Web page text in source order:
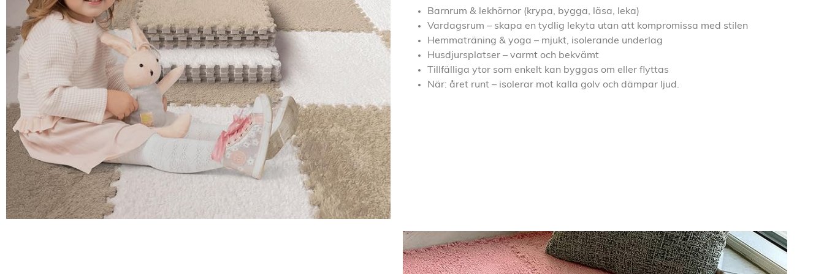
Barnrum & lekhörnor (krypa, bygga, läsa, leka)
Vardagsrum – skapa en tydlig lekyta utan att kompromissa med stilen
Hemmaträning & yoga – mjukt, isolerande underlag
Husdjursplatser – varmt och bekvämt
Tillfälliga ytor som enkelt kan byggas om eller flyttas
När: året runt – isolerar mot kalla golv och dämpar ljud.